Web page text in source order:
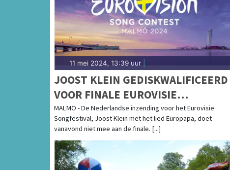
11 mei 2024, 13:39 uur
JOOST KLEIN GEDISKWALIFICEERD
VOOR FINALE EUROVISIE
SONGFESTIVAL
MALMO - De Nederlandse inzending voor het Eurovisie
Songfestival, Joost Klein met het lied Europapa, doet
vanavond niet mee aan de finale. [...]